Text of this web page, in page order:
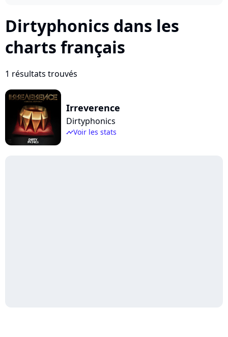
Dirtyphonics dans les
charts français
1 résultats trouvés
Irreverence
Dirtyphonics
timelineVoir les stats